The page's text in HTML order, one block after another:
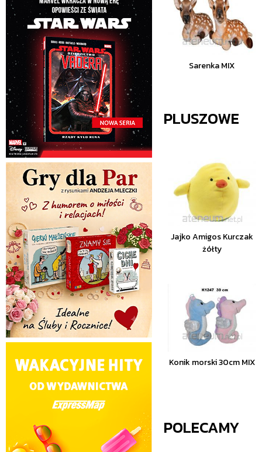
Sarenka MIX
PLUSZOWE
Jajko Amigos Kurczak
żółty
Konik morski 30cm MIX
POLECAMY